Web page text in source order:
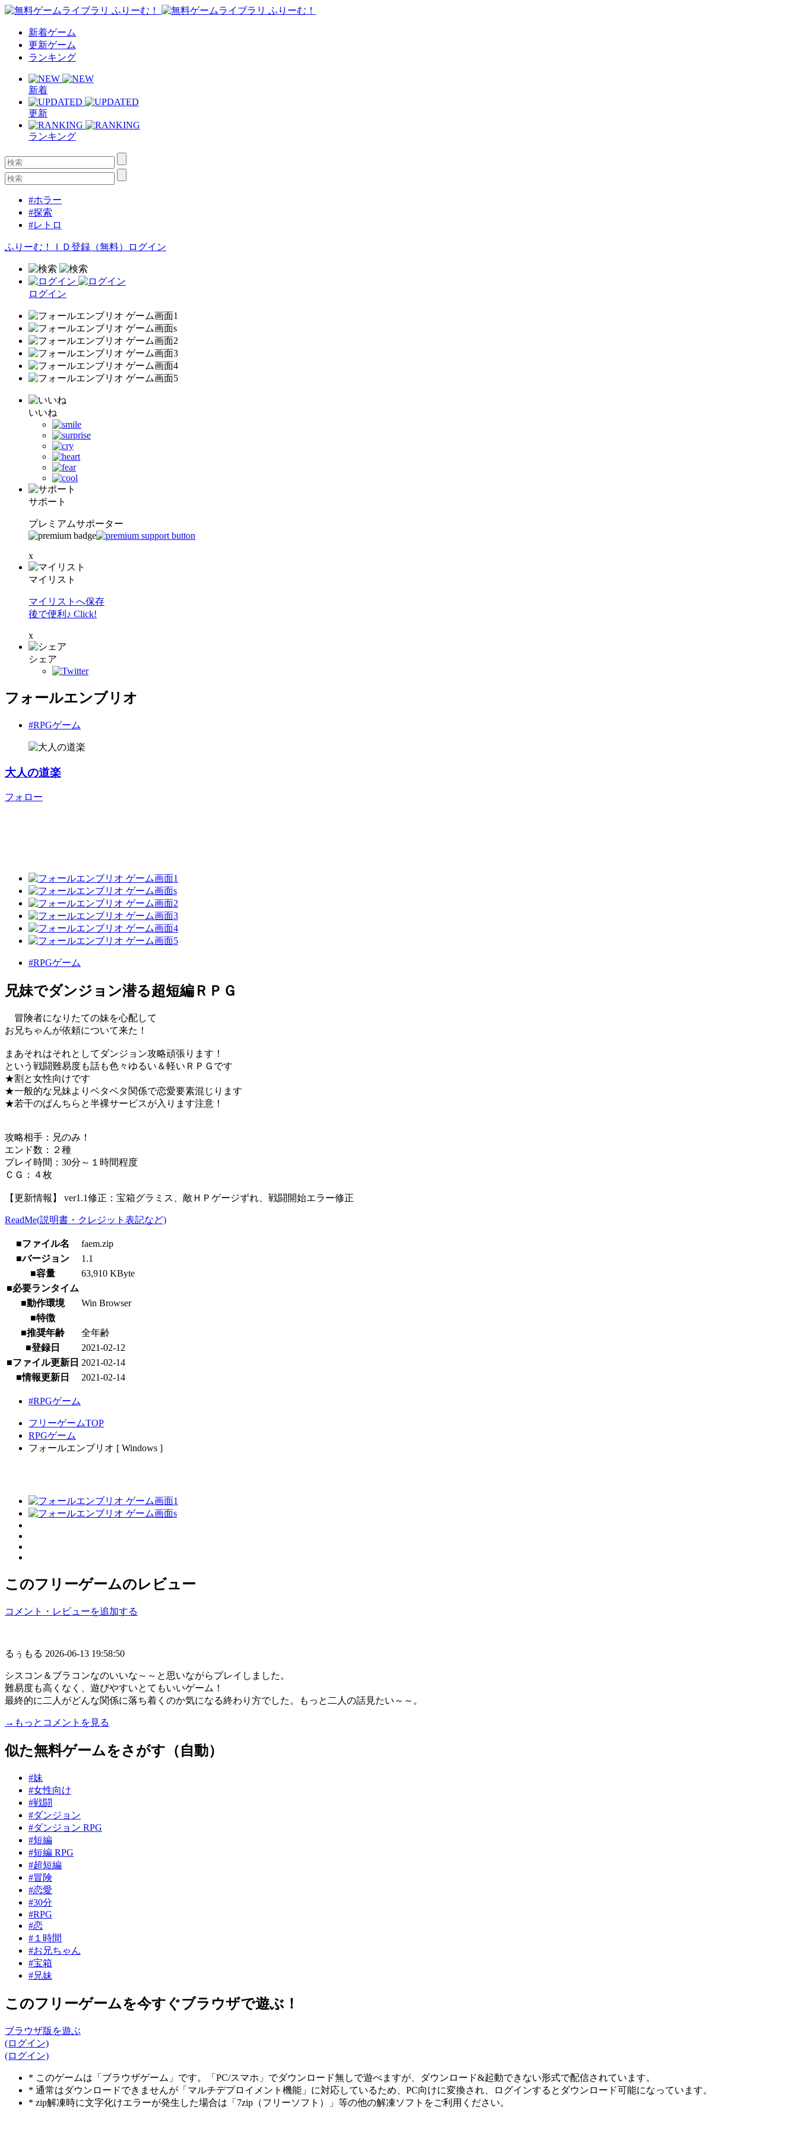
新着ゲーム
更新ゲーム
ランキング
新着
更新
ランキング
#ホラー
#探索
#レトロ
ふりーむ！ＩＤ登録（無料） ログイン
ログイン
いいね
サポート
プレミアムサポーター
x
マイリスト
マイリストへ保存
後で便利♪ Click!
x
シェア
フォールエンブリオ
#RPGゲーム
大人の道楽
フォロー
#RPGゲーム
兄妹でダンジョン潜る超短編ＲＰＧ
冒険者になりたての妹を心配して
お兄ちゃんが依頼について来た！
まあそれはそれとしてダンジョン攻略頑張ります！
という戦闘難易度も話も色々ゆるい＆軽いＲＰＧです
★割と女性向けです
★一般的な兄妹よりベタベタ関係で恋愛要素混じります
★若干のぱんちらと半裸サービスが入ります注意！
攻略相手：兄のみ！
エンド数：２種
プレイ時間：30分～１時間程度
ＣＧ：４枚
【更新情報】 ver1.1修正：宝箱グラミス、敵ＨＰゲージずれ、戦闘開始エラー修正
ReadMe(説明書・クレジット表記など)
■ファイル名
faem.zip
■バージョン
1.1
■容量
63,910 KByte
■必要ランタイム
■動作環境
Win Browser
■特徴
■推奨年齢
全年齢
■登録日
2021-02-12
■ファイル更新日 2021-02-14
■情報更新日
2021-02-14
#RPGゲーム
フリーゲームTOP
RPGゲーム
フォールエンブリオ [ Windows ]
このフリーゲームのレビュー
コメント・レビューを追加する
るぅもる 2026-06-13 19:58:50
シスコン＆ブラコンなのいいな～～と思いながらプレイしました。
難易度も高くなく、遊びやすいとてもいいゲーム！
最終的に二人がどんな関係に落ち着くのか気になる終わり方でした。もっと二人の話見たい～～。
→もっとコメントを見る
似た無料ゲームをさがす（自動）
#妹
#女性向け
#戦闘
#ダンジョン
#ダンジョン RPG
#短編
#短編 RPG
#超短編
#冒険
#恋愛
#30分
#RPG
#恋
#１時間
#お兄ちゃん
#宝箱
#兄妹
このフリーゲームを今すぐブラウザで遊ぶ！
ブラウザ版を遊ぶ
(ログイン)
(ログイン)
* このゲームは「ブラウザゲーム」です。「PC/スマホ」でダウンロード無しで遊べますが、ダウンロード&起動できない形式で配信されています。
* 通常はダウンロードできませんが「マルチデプロイメント機能」に対応しているため、PC向けに変換され、ログインするとダウンロード可能になっています。
* zip解凍時に文字化けエラーが発生した場合は「7zip（フリーソフト）」等の他の解凍ソフトをご利用ください。